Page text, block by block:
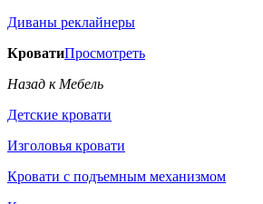
Диваны реклайнеры
КроватиПросмотреть
Назад к Мебель
Детские кровати
Изголовья кровати
Кровати с подъемным механизмом